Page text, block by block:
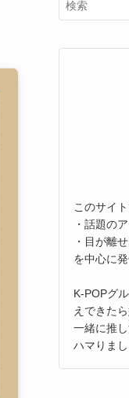
このサイ
・話題の
・目が離
を中心に
K-POPグ
えできた
一緒に推
ハマりまし